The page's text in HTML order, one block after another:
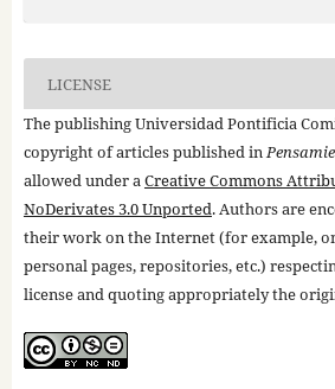
LICENSE
The publishing Universidad Pontificia
copyright of articles published in
allowed under aCreative Commons
NoDerivates 3.0 Unported. Authors are
their work on the Internet (for example,
personal pages, repositories, etc.)
license and quoting appropriately the